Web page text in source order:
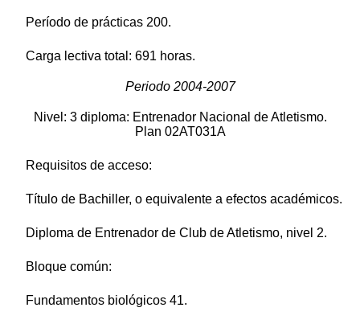
Período de prácticas 200.
Carga lectiva total: 691 horas.
Periodo 2004-2007
Nivel: 3 diploma: Entrenador Nacional de Atletismo.
Plan 02AT031A
Requisitos de acceso:
Título de Bachiller, o equivalente a efectos académicos.
Diploma de Entrenador de Club de Atletismo, nivel 2.
Bloque común:
Fundamentos biológicos 41.